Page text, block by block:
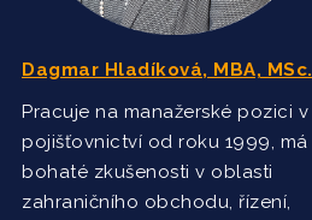
Dagmar Hladíková, MBA, MSc.
Pracuje na manažerské pozici v
pojišťovnictví od roku 1999, má
bohaté zkušenosti v oblasti
zahraničního obchodu, řízení,